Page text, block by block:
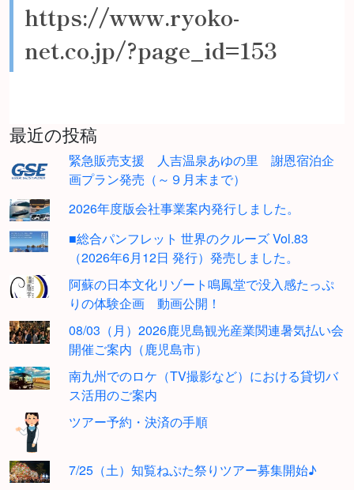
https://www.ryoko-
net.co.jp/?page_id=153
最近の投稿
緊急販売支援 人吉温泉あゆの里 謝恩宿泊企
画プラン発売（～９月末まで）
2026年度版会社事業案内発行しました。
■総合パンフレット 世界のクルーズ Vol.83
（2026年6月12日 発行）発売しました。
阿蘇の日本文化リゾート鳴鳳堂で没入感たっぷ
りの体験企画 動画公開！
08/03（月）2026鹿児島観光産業関連暑気払い会
開催ご案内（鹿児島市）
南九州でのロケ（TV撮影など）における貸切バ
ス活用のご案内
ツアー予約・決済の手順
7/25（土）知覧ねぷた祭りツアー募集開始♪